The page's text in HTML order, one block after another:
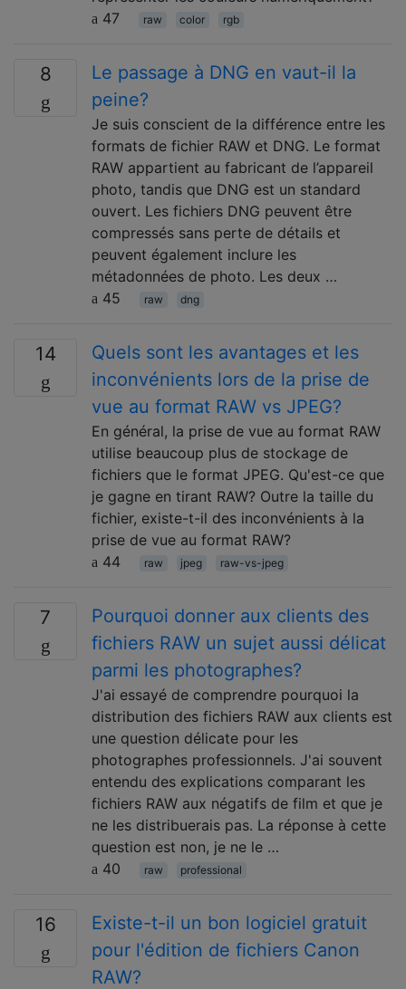
47
raw color rgb
8
Le passage à DNG en vaut-il la
peine?
Je suis conscient de la différence entre les
formats de fichier RAW et DNG. Le format
RAW appartient au fabricant de l’appareil
photo, tandis que DNG est un standard
ouvert. Les fichiers DNG peuvent être
compressés sans perte de détails et
peuvent également inclure les
métadonnées de photo. Les deux …
45
raw dng
14
Quels sont les avantages et les
inconvénients lors de la prise de
vue au format RAW vs JPEG?
En général, la prise de vue au format RAW
utilise beaucoup plus de stockage de
fichiers que le format JPEG. Qu'est-ce que
je gagne en tirant RAW? Outre la taille du
fichier, existe-t-il des inconvénients à la
prise de vue au format RAW?
44
raw jpeg raw-vs-jpeg
7
Pourquoi donner aux clients des
fichiers RAW un sujet aussi délicat
parmi les photographes?
J'ai essayé de comprendre pourquoi la
distribution des fichiers RAW aux clients est
une question délicate pour les
photographes professionnels. J'ai souvent
entendu des explications comparant les
fichiers RAW aux négatifs de film et que je
ne les distribuerais pas. La réponse à cette
question est non, je ne le …
40
raw professional
16
Existe-t-il un bon logiciel gratuit
pour l'édition de fichiers Canon
RAW?